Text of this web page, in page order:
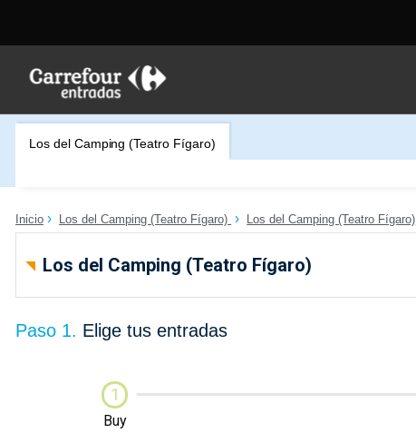
Los del Camping (Teatro Fígaro)
Inicio Los del Camping (Teatro Fígaro) Los del Camping (Teatro Fígaro)
Los del Camping (Teatro Fígaro)
Paso 1. Elige tus entradas